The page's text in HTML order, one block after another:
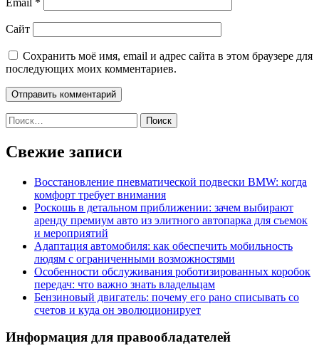
Сайт
Сохранить моё имя, email и адрес сайта в этом браузере для
последующих моих комментариев.
Найти:
Свежие записи
Восстановление пневматической подвески BMW: когда
комфорт требует внимания
Роскошь в детальном приближении: зачем выбирают
аренду премиум авто из элитного автопарка для съемок
и мероприятий
Адаптация автомобиля: как обеспечить мобильность
людям с ограниченными возможностями
Особенности обслуживания роботизированных коробок
передач: что важно знать владельцам
Бензиновый двигатель: почему его рано списывать со
счетов и куда он эволюционирует
Информация для правообладателей